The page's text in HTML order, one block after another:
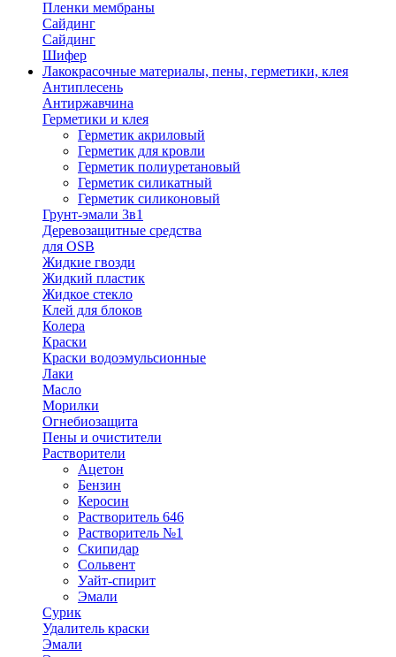
Пленки мембраны
Сайдинг
Сайдинг
Шифер
Лакокрасочные материалы, пены, герметики, клея
Антиплесень
Антиржавчина
Герметики и клея
Герметик акриловый
Герметик для кровли
Герметик полиуретановый
Герметик силикатный
Герметик силиконовый
Грунт-эмали 3в1
Деревозащитные средства
для OSB
Жидкие гвозди
Жидкий пластик
Жидкое стекло
Клей для блоков
Колера
Краски
Краски водоэмульсионные
Лаки
Масло
Морилки
Огнебиозащита
Пены и очистители
Растворители
Ацетон
Бензин
Керосин
Растворитель 646
Растворитель №1
Скипидар
Сольвент
Уайт-спирит
Эмали
Сурик
Удалитель краски
Эмали